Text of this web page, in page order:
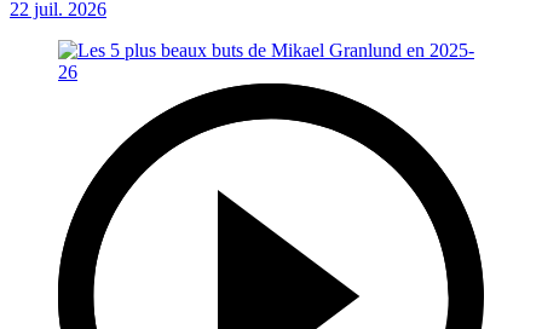
22 juil. 2026